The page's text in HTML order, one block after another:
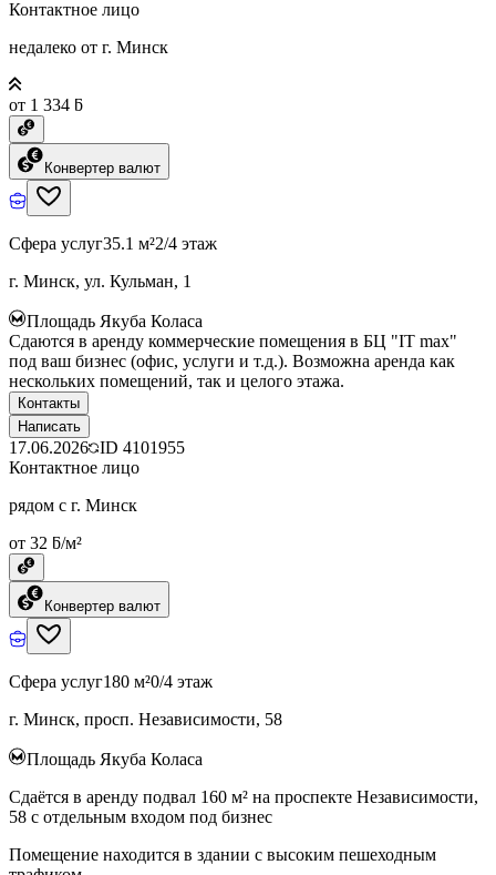
Контактное лицо
недалеко от г. Минск
от 1 334 ƃ
Конвертер валют
Сфера услуг35.1 м²2/4 этаж
г. Минск, ул. Кульман, 1
Площадь Якуба Коласа
Сдаются в аренду коммерческие помещения в БЦ "IT max"
под ваш бизнес (офис, услуги и т.д.). Возможна аренда как
нескольких помещений, так и целого этажа.
Контакты
Написать
17.06.2026 ID 4101955
Контактное лицо
рядом с г. Минск
от 32 ƃ/м²
Конвертер валют
Сфера услуг180 м²0/4 этаж
г. Минск, просп. Независимости, 58
Площадь Якуба Коласа
Сдаётся в аренду подвал 160 м² на проспекте Независимости,
58 с отдельным входом под бизнес
Помещение находится в здании с высоким пешеходным